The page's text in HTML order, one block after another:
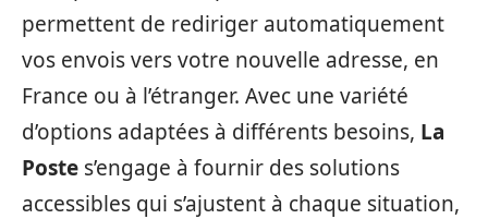
permettent de rediriger automatiquement
vos envois vers votre nouvelle adresse, en
France ou à l’étranger. Avec une variété
d’options adaptées à différents besoins, La
Poste s’engage à fournir des solutions
accessibles qui s’ajustent à chaque situation,